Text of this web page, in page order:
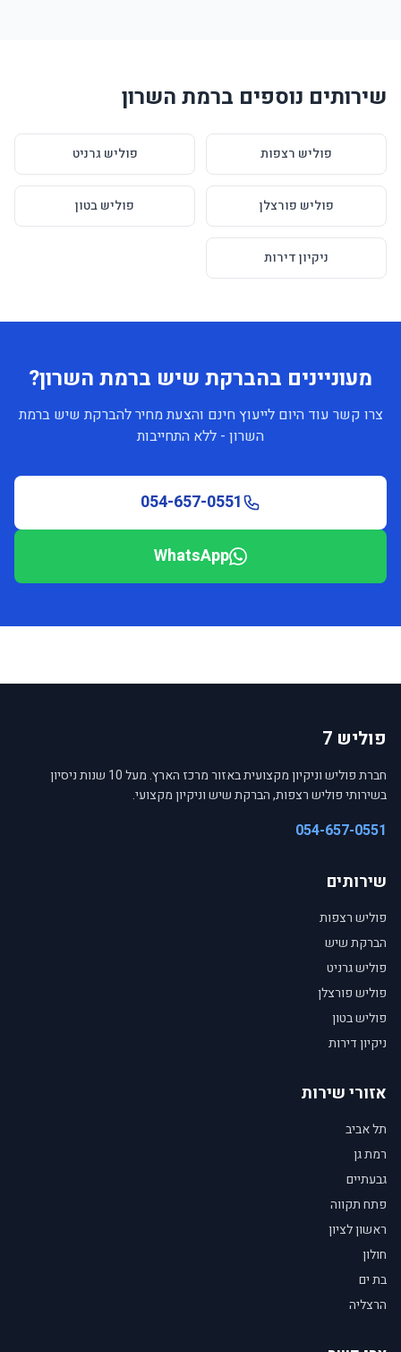
שירותים נוספים ברמת השרון
פוליש רצפות פוליש גרניט
פוליש פורצלן פוליש בטון
ניקיון דירות
מעוניינים בהברקת שיש ברמת השרון?
צרו קשר עוד היום לייעוץ חינם והצעת מחיר להברקת שיש ברמת
השרון - ללא התחייבות
054-657-0551
WhatsApp
פוליש 7
חברת פוליש וניקיון מקצועית באזור מרכז הארץ. מעל 10 שנות ניסיון
בשירותי פוליש רצפות, הברקת שיש וניקיון מקצועי.
054-657-0551
שירותים
פוליש רצפות
הברקת שיש
פוליש גרניט
פוליש פורצלן
פוליש בטון
ניקיון דירות
אזורי שירות
תל אביב
רמת גן
גבעתיים
פתח תקווה
ראשון לציון
חולון
בת ים
הרצליה